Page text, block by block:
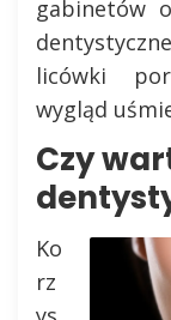
gabinetów
licówki
wygląd
Czy
Ko
rz